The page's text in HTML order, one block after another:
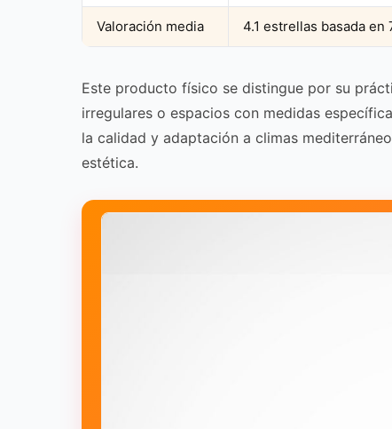
Valoración media 4.1 estrellas basada en
Este producto físico se distingue por su
irregulares o espacios con medidas
la calidad y adaptación a climas
estética.